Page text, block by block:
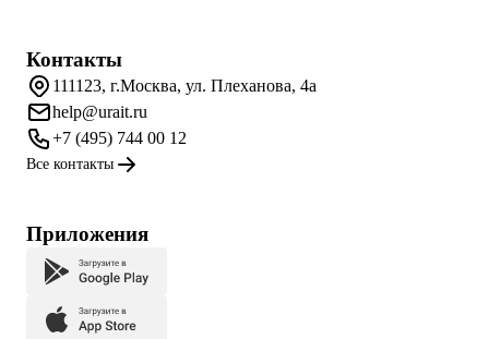
Контакты
111123, г.Москва, ул. Плеханова, 4а
help@urait.ru
+7 (495) 744 00 12
Все контакты
Приложения